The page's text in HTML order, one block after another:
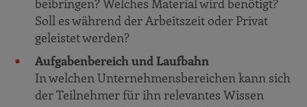
beibringen? Welches Material wird benötigt?
Soll es während der Arbeitszeit oder Privat
geleistet werden?
Aufgabenbereich und Laufbahn
In welchen Unternehmensbereichen kann sich
der Teilnehmer für ihn relevantes Wissen